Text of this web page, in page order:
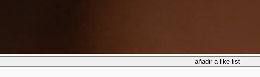
añadir a like list